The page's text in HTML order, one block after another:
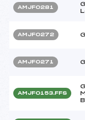
AMJF0281
AMJF0272
AMJF0271
AMJF0153.FFS